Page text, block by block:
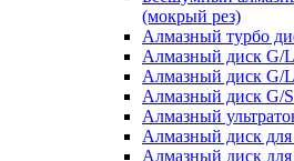
(мокрый рез)
Алмазный турбо
Алмазный диск G/
Алмазный диск G/
Алмазный диск G/
Алмазный
Алмазный диск
Алмазный диск